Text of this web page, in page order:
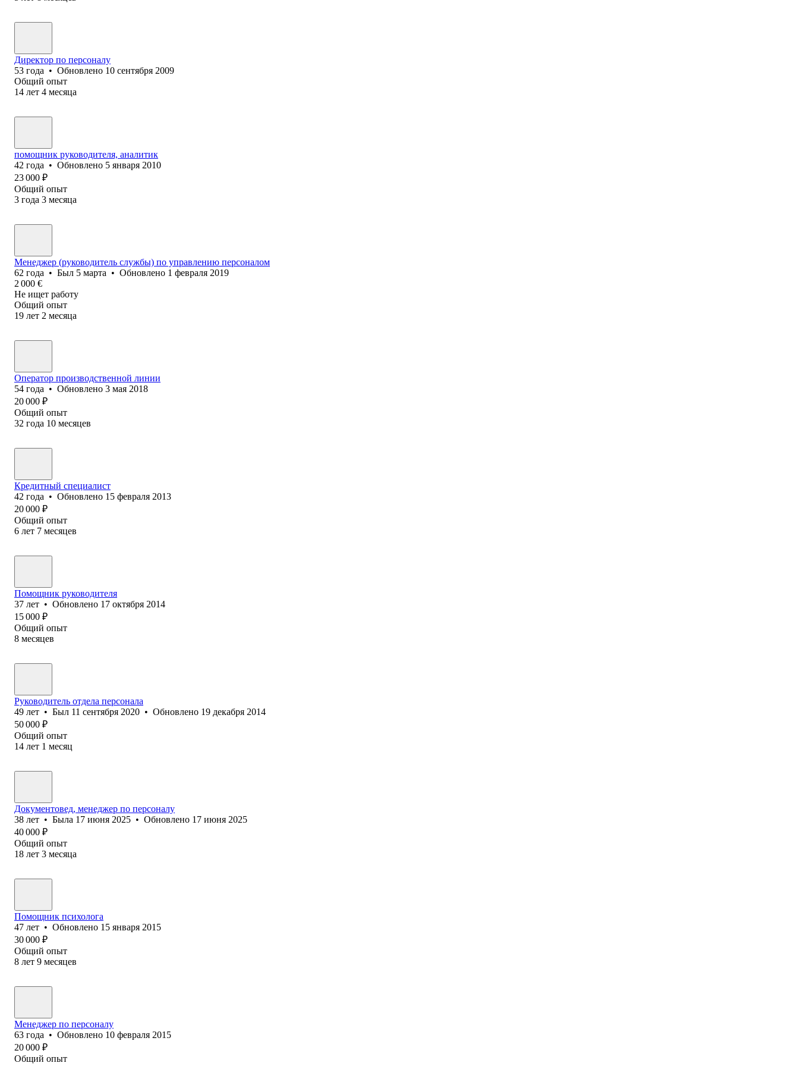
Директор по персоналу
53 года • Обновлено 10 сентября 2009
Общий опыт
14 лет 4 месяца
помощник руководителя, аналитик
42 года • Обновлено 5 января 2010
23 000 ₽
Общий опыт
3 года 3 месяца
Менеджер (руководитель службы) по управлению персоналом
62 года • Был 5 марта • Обновлено 1 февраля 2019
2 000 €
Не ищет работу
Общий опыт
19 лет 2 месяца
Оператор производственной линии
54 года • Обновлено 3 мая 2018
20 000 ₽
Общий опыт
32 года 10 месяцев
Кредитный специалист
42 года • Обновлено 15 февраля 2013
20 000 ₽
Общий опыт
6 лет 7 месяцев
Помощник руководителя
37 лет • Обновлено 17 октября 2014
15 000 ₽
Общий опыт
8 месяцев
Руководитель отдела персонала
49 лет • Был 11 сентября 2020 • Обновлено 19 декабря 2014
50 000 ₽
Общий опыт
14 лет 1 месяц
Документовед, менеджер по персоналу
38 лет • Была 17 июня 2025 • Обновлено 17 июня 2025
40 000 ₽
Общий опыт
18 лет 3 месяца
Помощник психолога
47 лет • Обновлено 15 января 2015
30 000 ₽
Общий опыт
8 лет 9 месяцев
Менеджер по персоналу
63 года • Обновлено 10 февраля 2015
20 000 ₽
Общий опыт